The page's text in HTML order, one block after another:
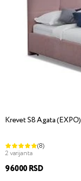
Krevet S8 Agata (EXPO)
(8)
2 varijanta
96000 RSD